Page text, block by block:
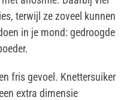
terwijl ze zoveel kunnen
in je mond: gedroogde
fris gevoel. Knettersuiker
extra dimensie